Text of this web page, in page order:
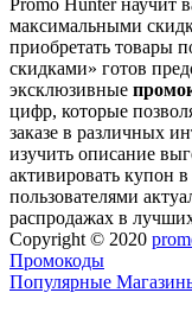
максимальными
приобретать товары
скидками» готов
эксклюзивные
цифр, которые
заказе в различных
изучить описание
активировать купон
пользователями
распродажах в
Copyright © 2020
Промокоды
Популярные